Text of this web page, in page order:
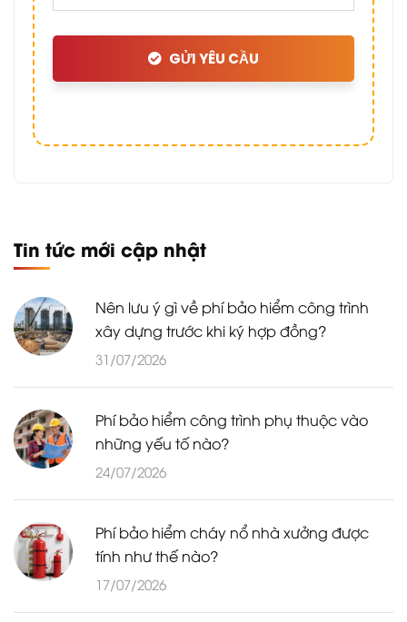
GỬI YÊU CẦU
Tin tức mới cập nhật
Nên lưu ý gì về phí bảo hiểm công trình
xây dựng trước khi ký hợp đồng?
31/07/2026
Phí bảo hiểm công trình phụ thuộc vào
những yếu tố nào?
24/07/2026
Phí bảo hiểm cháy nổ nhà xưởng được
tính như thế nào?
17/07/2026